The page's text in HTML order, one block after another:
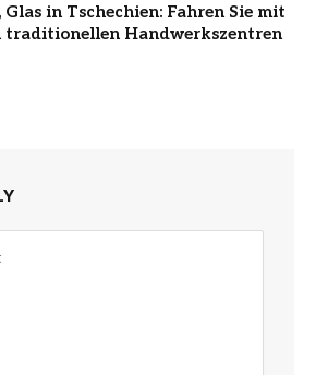
in Tschechien: Fahren Sie mit
traditionellen Handwerkszentren